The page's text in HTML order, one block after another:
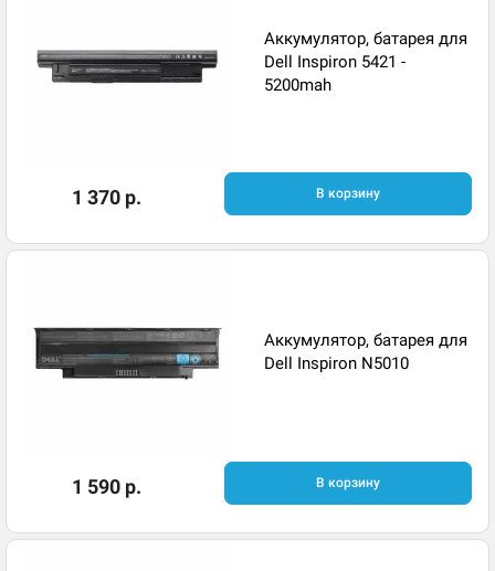
Аккумулятор, батарея для
Dell Inspiron 5421 -
5200mah
1 370 р. В корзину
Аккумулятор, батарея для
Dell Inspiron N5010
1 590 р. В корзину